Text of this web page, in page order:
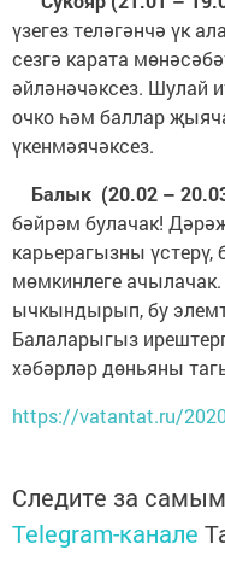
үзегез теләгәнчә үк
сезгә карата
әйләнәчәксез. Шулай
очко һәм баллар
үкенмәячәксез.
Балык (20.02 –
бәйрәм булачак!
карьерагызны
мөмкинлеге
ычкындырып, бу
Балаларыгыз
хәбәрләр дөньяны
https://vatantat.ru/
Следите за
Telegram-канале